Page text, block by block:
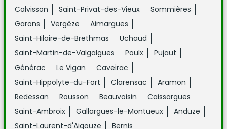
Calvisson
Saint-Privat-des-Vieux
Sommières
Garons
Vergèze
Aimargues
Saint-Hilaire-de-Brethmas
Uchaud
Saint-Martin-de-Valgalgues
Poulx
Pujaut
Générac
Le Vigan
Caveirac
Saint-Hippolyte-du-Fort
Clarensac
Aramon
Redessan
Rousson Beauvoisin
Caissargues
Saint-Ambroix
Gallargues-le-Montueux
Anduze
Saint-Laurent-d'Aigouze
Bernis